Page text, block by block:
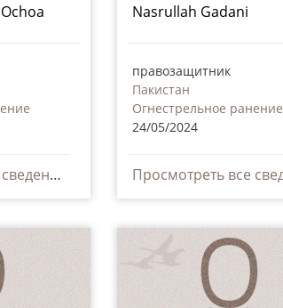
Просмотреть все сведения
Nasrullah Gadani
правозащитник
Пакистан
Огнестрельное ранение
24/05/2024